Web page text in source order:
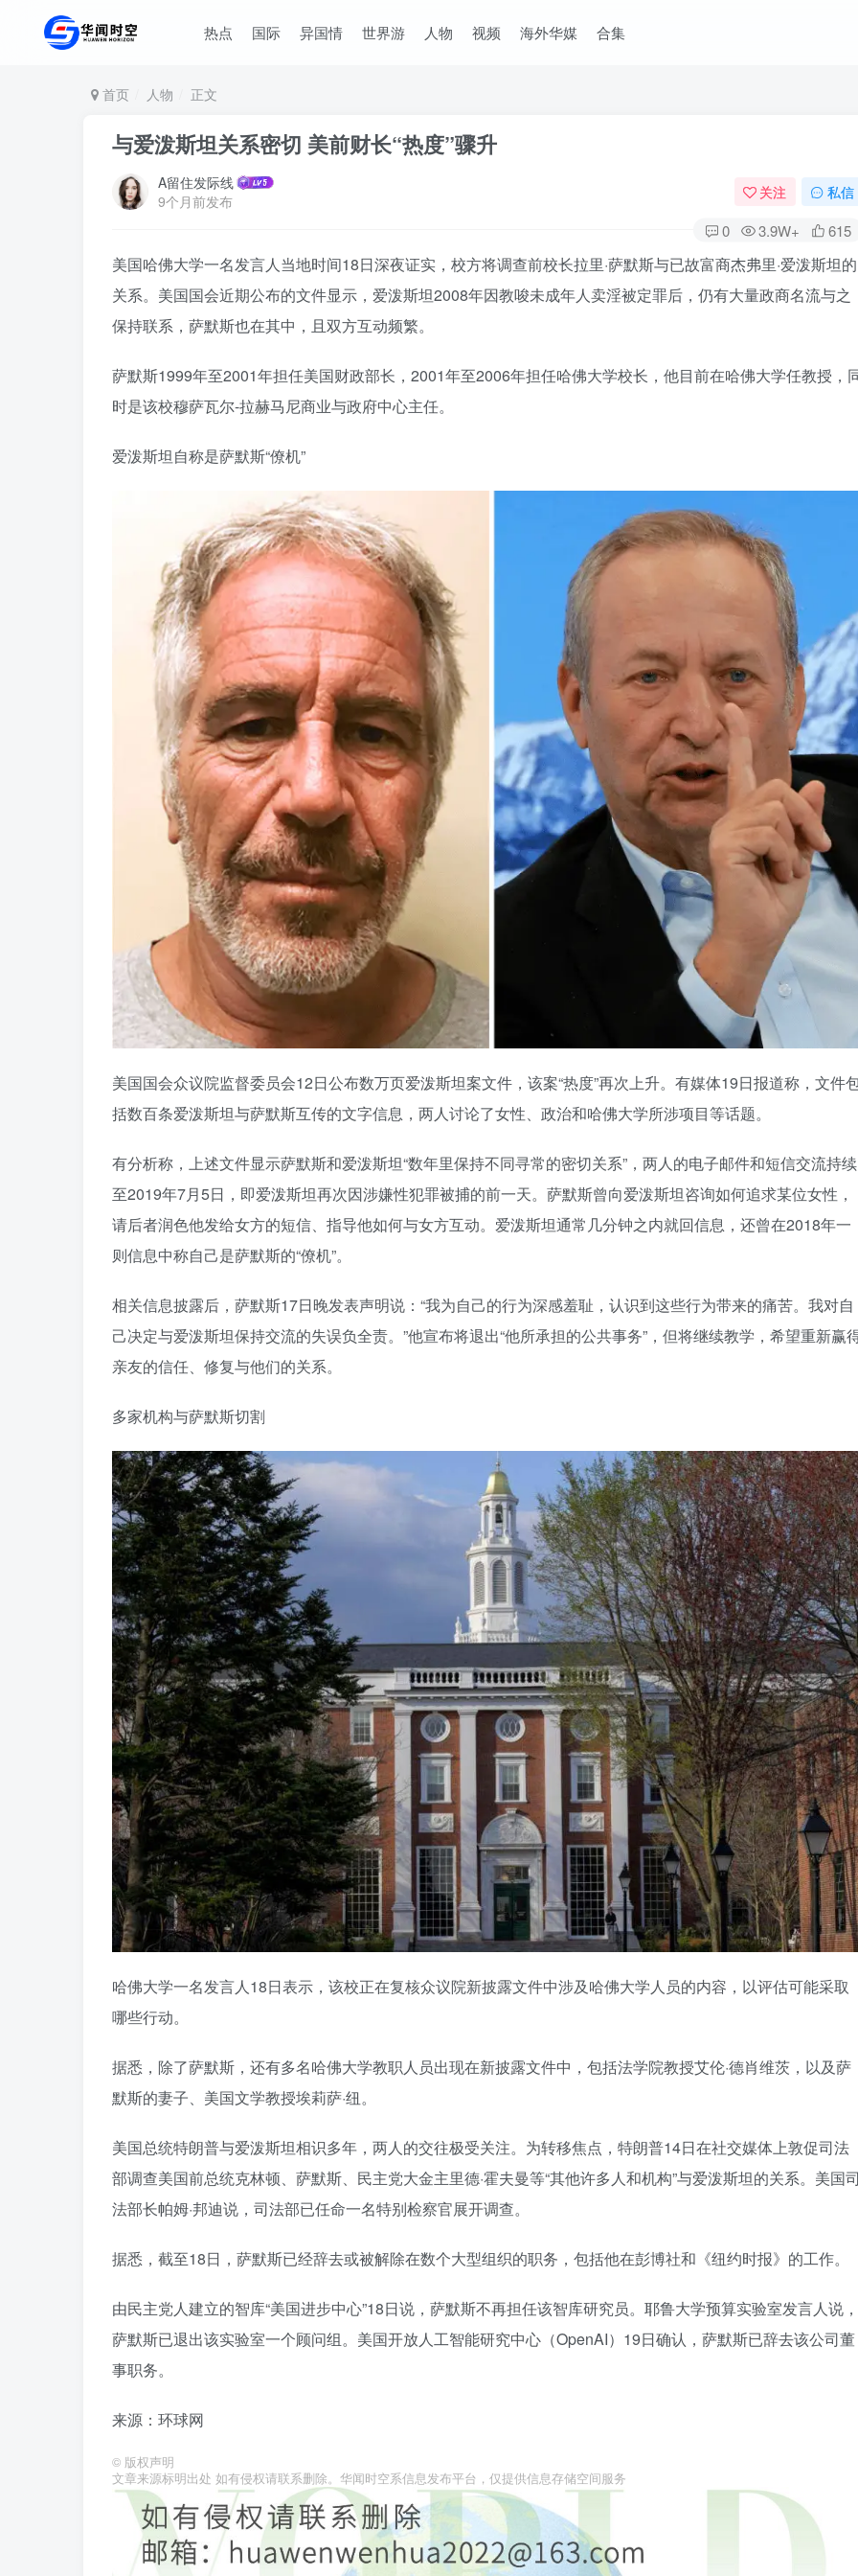
热点 国际 异国情 世界游 人物 视频 海外华媒 合集
首页 人物 正文
与爱泼斯坦关系密切 美前财长“热度”骤升
A留住发际线
9个月前发布
关注 私信
0 3.9W+ 615
美国哈佛大学一名发言人当地时间18日深夜证实，校方将调查前校长拉里·萨默斯与已故富商杰弗里·爱泼斯坦的
关系。美国国会近期公布的文件显示，爱泼斯坦2008年因教唆未成年人卖淫被定罪后，仍有大量政商名流与之
保持联系，萨默斯也在其中，且双方互动频繁。
萨默斯1999年至2001年担任美国财政部长，2001年至2006年担任哈佛大学校长，他目前在哈佛大学任教授，
时是该校穆萨瓦尔-拉赫马尼商业与政府中心主任。
爱泼斯坦自称是萨默斯“僚机”
美国国会众议院监督委员会12日公布数万页爱泼斯坦案文件，该案“热度”再次上升。有媒体19日报道称，文件
括数百条爱泼斯坦与萨默斯互传的文字信息，两人讨论了女性、政治和哈佛大学所涉项目等话题。
有分析称，上述文件显示萨默斯和爱泼斯坦“数年里保持不同寻常的密切关系”，两人的电子邮件和短信交流持续
至2019年7月5日，即爱泼斯坦再次因涉嫌性犯罪被捕的前一天。萨默斯曾向爱泼斯坦咨询如何追求某位女性，
请后者润色他发给女方的短信、指导他如何与女方互动。爱泼斯坦通常几分钟之内就回信息，还曾在2018年一
则信息中称自己是萨默斯的“僚机”。
相关信息披露后，萨默斯17日晚发表声明说：“我为自己的行为深感羞耻，认识到这些行为带来的痛苦。我对自
己决定与爱泼斯坦保持交流的失误负全责。”他宣布将退出“他所承担的公共事务”，但将继续教学，希望重新赢
亲友的信任、修复与他们的关系。
多家机构与萨默斯切割
哈佛大学一名发言人18日表示，该校正在复核众议院新披露文件中涉及哈佛大学人员的内容，以评估可能采取
哪些行动。
据悉，除了萨默斯，还有多名哈佛大学教职人员出现在新披露文件中，包括法学院教授艾伦·德肖维茨，以及萨
默斯的妻子、美国文学教授埃莉萨·纽。
美国总统特朗普与爱泼斯坦相识多年，两人的交往极受关注。为转移焦点，特朗普14日在社交媒体上敦促司法
部调查美国前总统克林顿、萨默斯、民主党大金主里德·霍夫曼等“其他许多人和机构”与爱泼斯坦的关系。美国
法部长帕姆·邦迪说，司法部已任命一名特别检察官展开调查。
据悉，截至18日，萨默斯已经辞去或被解除在数个大型组织的职务，包括他在彭博社和《纽约时报》的工作。
由民主党人建立的智库“美国进步中心”18日说，萨默斯不再担任该智库研究员。耶鲁大学预算实验室发言人说，
萨默斯已退出该实验室一个顾问组。美国开放人工智能研究中心（OpenAI）19日确认，萨默斯已辞去该公司董
事职务。
来源：环球网
© 版权声明
文章来源标明出处 如有侵权请联系删除。华闻时空系信息发布平台，仅提供信息存储空间服务